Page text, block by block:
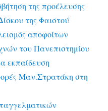
της προέλευσης
της Φαιστού
αποφοίτων
του Πανεπιστημίου
εκπαίδευση
Μαν.Στρατάκη στη